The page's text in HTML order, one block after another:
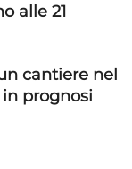
alle 21
cantiere nel
prognosi